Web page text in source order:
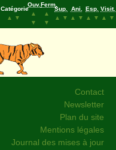
Catégorie
▲
▼
Ouv.
▲
▼
Ferm.
▲
▼
Sup.
▲
▼
Ani.
▲
▼
Esp.
▲
▼
Visit.
▲
▼
Contact
Newsletter
Plan du site
Mentions légales
Journal des mises à jour